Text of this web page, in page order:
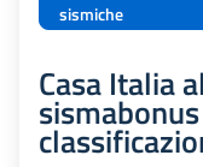
sismiche
Casa Italia